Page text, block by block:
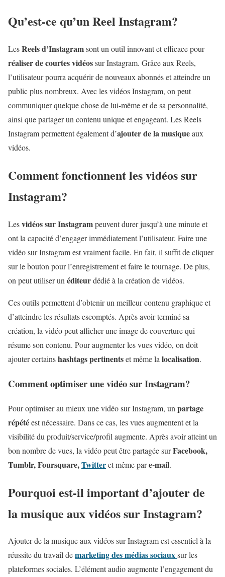
Qu’est-ce qu’un Reel Instagram?
LesReels d’Instagramsont un outil innovant et efficace pour
réaliser de courtes vidéossur Instagram. Grâce aux Reels,
l’utilisateur pourra acquérir de nouveaux abonnés et atteindre un
public plus nombreux. Avec les vidéos Instagram, on peut
communiquer quelque chose de lui-même et de sa personnalité,
ainsi que partager un contenu unique et engageant. Les Reels
Instagram permettent également d’ajouter de la musiqueaux
vidéos.
Comment fonctionnent les vidéos sur
Instagram?
Lesvidéos sur Instagrampeuvent durer jusqu’à une minute et
ont la capacité d’engager immédiatement l’utilisateur. Faire une
vidéo sur Instagram est vraiment facile. En fait, il suffit de cliquer
sur le bouton pour l’enregistrement et faire le tournage. De plus,
on peut utiliser un éditeurdédié à la création de vidéos.
Ces outils permettent d’obtenir un meilleur contenu graphique et
d’atteindre les résultats escomptés. Après avoir terminé sa
création, la vidéo peut afficher une image de couverture qui
résume son contenu. Pour augmenter les vues vidéo, on doit
ajouter certainshashtags pertinentset même la localisation.
Comment optimiser une vidéo sur Instagram?
Pour optimiser au mieux une vidéo sur Instagram, un partage
répétéest nécessaire. Dans ce cas, les vues augmentent et la
visibilité du produit/service/profil augmente. Après avoir atteint un
bon nombre de vues, la vidéo peut être partagée surFacebook,
Tumblr, Foursquare,Twitteret même pare-mail.
Pourquoi est-il important d’ajouter de
la musique aux vidéos sur Instagram?
Ajouter de la musique aux vidéos sur Instagram est essentiel à la
réussite du travail demarketing des médias sociauxsur les
plateformes sociales. L’élément audio augmente l’engagement du